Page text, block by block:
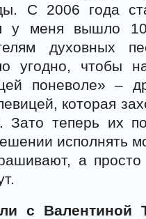
С 2006 года
у меня вышло
духовных
угодно, чтобы
поневоле» –
которая
Зато теперь их
исполнять
а просто
с Валентиной